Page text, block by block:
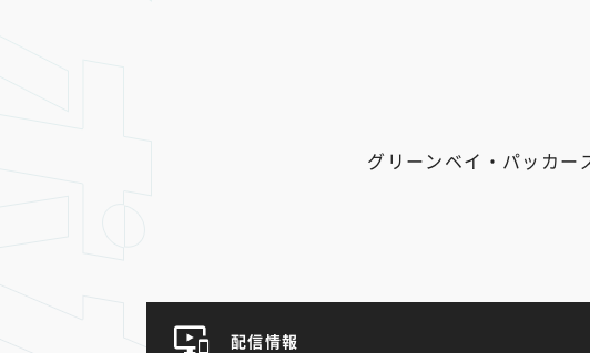
グリーンベイ・パッカー
配信情報